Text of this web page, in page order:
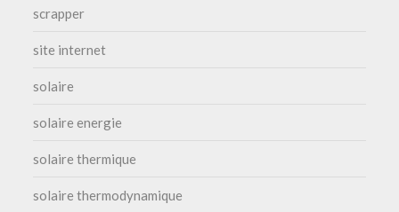
scrapper
site internet
solaire
solaire energie
solaire thermique
solaire thermodynamique